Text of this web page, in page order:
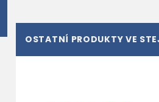
OSTATNÍ PRODUKTY VE